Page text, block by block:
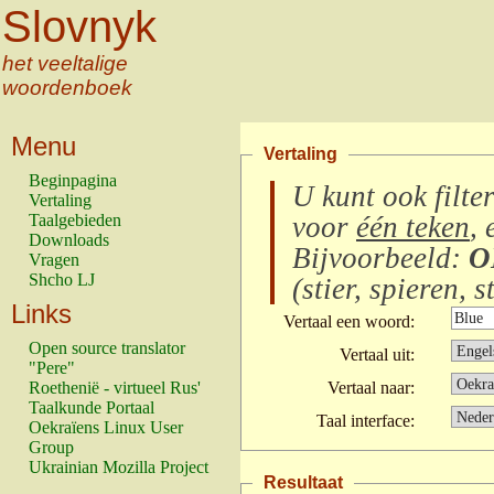
Slovnyk
het veeltalige
woordenboek
Menu
Beginpagina
Vertaling
Taalgebieden
Downloads
Vragen
Shcho LJ
Links
Open source translator
"Pere"
Roethenië - virtueel Rus'
Taalkunde Portaal
Oekraïens Linux User
Group
Ukrainian Mozilla Project
Vertaling
U kunt ook
voor één teken,
Bijvoorbeeld:
(stier, spieren,
Vertaal een woord:
Vertaal uit:
Vertaal naar:
Taal interface:
Resultaat